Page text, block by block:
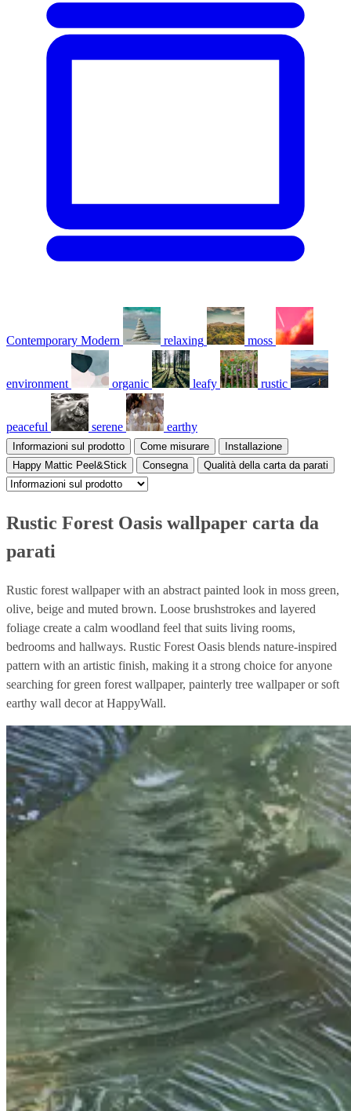
Contemporary Modern relaxing moss
environment organic leafy rustic
peaceful serene earthy
Informazioni sul prodotto Come misurare
Installazione
Happy Mattic Peel&Stick
Consegna Qualità della carta da parati
Rustic Forest Oasis wallpaper carta da
parati
Rustic forest wallpaper with an abstract painted look in moss green,
olive, beige and muted brown. Loose brushstrokes and layered
foliage create a calm woodland feel that suits living rooms,
bedrooms and hallways. Rustic Forest Oasis blends nature-inspired
pattern with an artistic finish, making it a strong choice for anyone
searching for green forest wallpaper, painterly tree wallpaper or soft
earthy wall decor at HappyWall.